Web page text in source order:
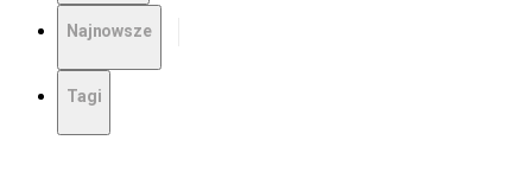
Najnowsze
Tagi